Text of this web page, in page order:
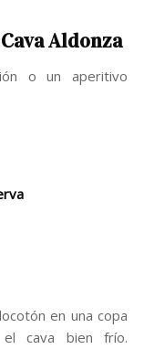
Aldonza
o un aperitivo
en una copa
cava bien frío.